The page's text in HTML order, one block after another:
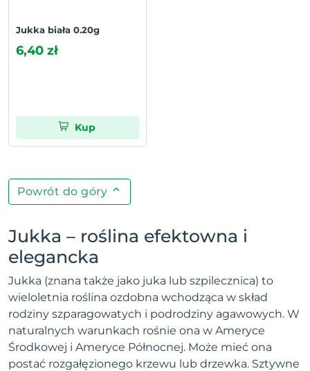
Jukka biała 0.20g
6,40 zł
Kup
Powrót do góry
Jukka – roślina efektowna i
elegancka
Jukka (znana także jako juka lub szpilecznica) to
wieloletnia roślina ozdobna wchodząca w skład
rodziny szparagowatych i podrodziny agawowych. W
naturalnych warunkach rośnie ona w Ameryce
Środkowej i Ameryce Północnej. Może mieć ona
postać rozgałęzionego krzewu lub drzewka. Sztywne